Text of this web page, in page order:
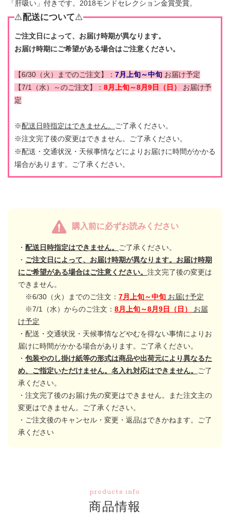
「肝吸い」付きです。2018モンドセレクション金賞受賞。
⚠️配送について⚠️
ご注文日によって、お届け時期が異なります。
お届け時期にご希望がある場合はご注意ください。
【6/30（火）までのご注文】： 7月上旬～中旬 お届け予定
【7/1（水）～のご注文】： 8月上旬～8月9日（日）
お届け予
定
※配送日時指定はできません。
ご了承ください。
※注文完了後の変更はできません。ご了承ください。
※配送・交通状況・天候事情などによりお届けに時間がかかる
場合があります。ご了承ください。
products info
商品情報
購入前に必ずお読みください
・ 配送日時指定はできません。
ご了承ください。
・ ご注文日によって、お届け時期が異なります。お届け時期
にご希望がある場合はご注意ください。 注文完了後の変更は
できません。
※6/30（火）までのご注文： 7月上旬～中旬 お届け予定
※7/1（水）からのご注文： 8月上旬～8月9日（日）
お届
け予定
・配送・交通状況・天候事情などやむを得ない事情によりお
届けに時間がかかる場合があります。ご了承ください。
・ 包装やのし掛け紙等の形式は商品や出荷元により異なるた
め、ご指定いただけません。名入れ対応はできません。
ご了
承ください。
・注文完了後のお届け先の変更はできません。また注文主の
変更はできません。ご了承ください。
・ご注文後のキャンセル・変更・返品はできかねます。ご了
承ください